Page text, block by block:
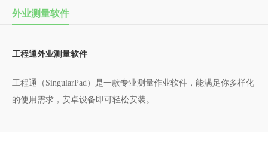
外业测量软件
工程通外业测量软件
工程通（SingularPad）是一款专业测量作业软件，能满足你多样化
的使用需求，安卓设备即可轻松安装。